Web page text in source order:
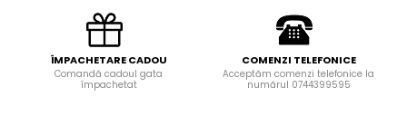
ÎMPACHETARE CADOU
Comandă cadoul gata
împachetat
COMENZI TELEFONICE
Acceptăm comenzi telefonice la
numărul 0744399595